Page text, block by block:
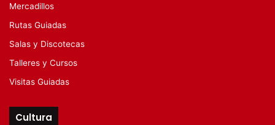
Mercadillos
Rutas Guiadas
Salas y Discotecas
Talleres y Cursos
Visitas Guiadas
Cultura